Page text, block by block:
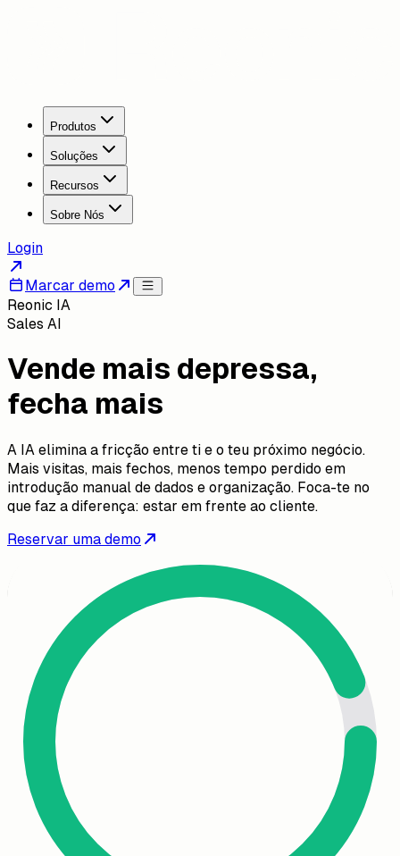
Produtos
Soluções
Recursos
Sobre Nós
Login
Marcar demo
Reonic IA
Sales AI
Vende mais depressa,
fecha mais
A IA elimina a fricção entre ti e o teu próximo negócio.
Mais visitas, mais fechos, menos tempo perdido em
introdução manual de dados e organização. Foca-te no
que faz a diferença: estar em frente ao cliente.
Reservar uma demo